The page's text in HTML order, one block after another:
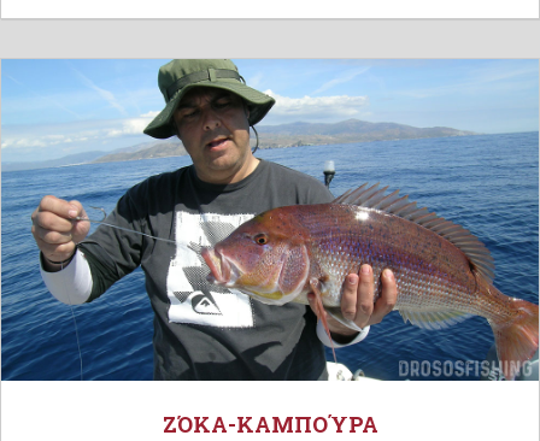
ΖΌΚΑ-ΚΑΜΠΟΎΡΑ